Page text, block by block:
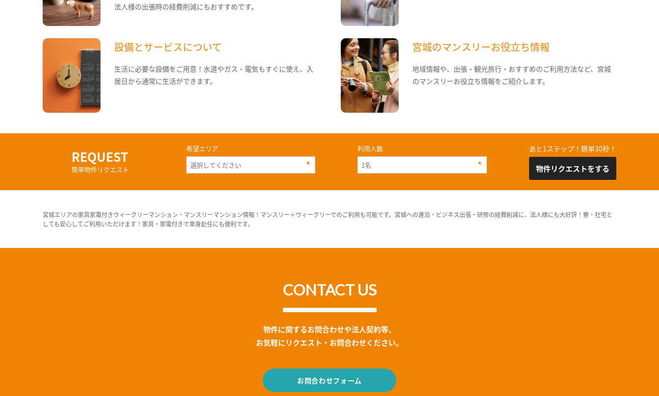
法人様の出張時の経費削減にもおすすめです。
設備とサービスについて
生活に必要な設備をご用意！水道やガス・電気もすぐに使え、入
居日から通常に生活ができます。
宮城のマンスリーお役立ち情報
地域情報や、出張・観光旅行・おすすめのご利用方法など、宮城
のマンスリーお役立ち情報をご紹介します。
REQUEST
簡単物件リクエスト
希望エリア 利用人数 あと1ステップ！簡単30秒！
物件リクエストをする
宮城エリアの家具家電付きウィークリーマンション・マンスリーマンション情報！マンスリー＋ウィークリーでのご利用も可能です。宮城への連泊・ビジネス出張・研修の経費削減に、法人様にも大好評！寮・社宅と
しても安心してご利用いただけます！家具・家電付きで単身赴任にも便利です。
CONTACT US
物件に関するお問合わせや法人契約等、
お気軽にリクエスト・お問合わせください。
お問合わせフォーム